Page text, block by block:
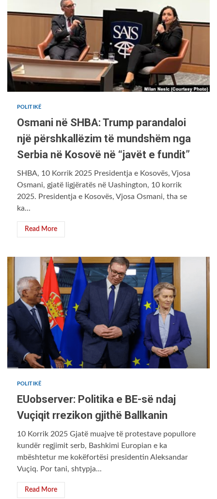
POLITIKË
Osmani në SHBA: Trump parandaloi
një përshkallëzim të mundshëm nga
Serbia në Kosovë në “javët e fundit”
SHBA, 10 Korrik 2025 Presidentja e Kosovës, Vjosa
Osmani, gjatë ligjëratës në Uashington, 10 korrik
2025. Presidentja e Kosovës, Vjosa Osmani, tha se
ka...
Read More
POLITIKË
EUobserver: Politika e BE-së ndaj
Vuçiqit rrezikon gjithë Ballkanin
10 Korrik 2025 Gjatë muajve të protestave popullore
kundër regjimit serb, Bashkimi Europian e ka
mbështetur me kokëfortësi presidentin Aleksandar
Vuçiq. Por tani, shtypja...
Read More